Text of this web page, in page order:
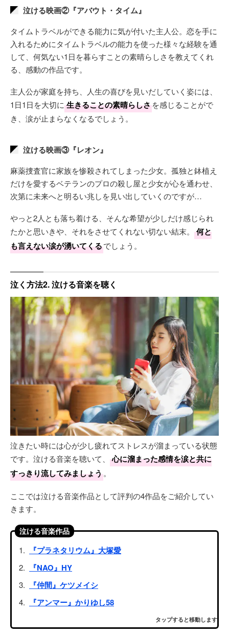
泣ける映画②『アバウト・タイム』
タイムトラベルができる能力に気が付いた主人公。恋を手に
入れるためにタイムトラベルの能力を使った様々な経験を通
して、何気ない1日を暮らすことの素晴らしさを教えてくれ
る、感動の作品です。
主人公が家庭を持ち、人生の喜びを見いだしていく姿には、
1日1日を大切に 生きることの素晴らしさを感じることがで
き、涙が止まらなくなるでしょう。
泣ける映画③『レオン』
麻薬捜査官に家族を惨殺されてしまった少女。孤独と鉢植え
だけを愛するベテランのプロの殺し屋と少女が心を通わせ、
次第に未来へと明るい兆しを見い出していくのですが…
やっと2人とも落ち着ける、そんな希望が少しだけ感じられ
たかと思いきや、それをさせてくれない切ない結末。
何と
も言えない涙が湧いてくるでしょう。
泣く方法2. 泣ける音楽を聴く
泣きたい時には心が少し疲れてストレスが溜まっている状態
です。泣ける音楽を聴いて、
心に溜まった感情を涙と共に
すっきり流してみましょう。
ここでは泣ける音楽作品として評判の4作品をご紹介してい
きます。
泣ける音楽作品
『プラネタリウム』大塚愛
『NAO』HY
『仲間』ケツメイシ
『アンマー』かりゆし58
タップすると移動します